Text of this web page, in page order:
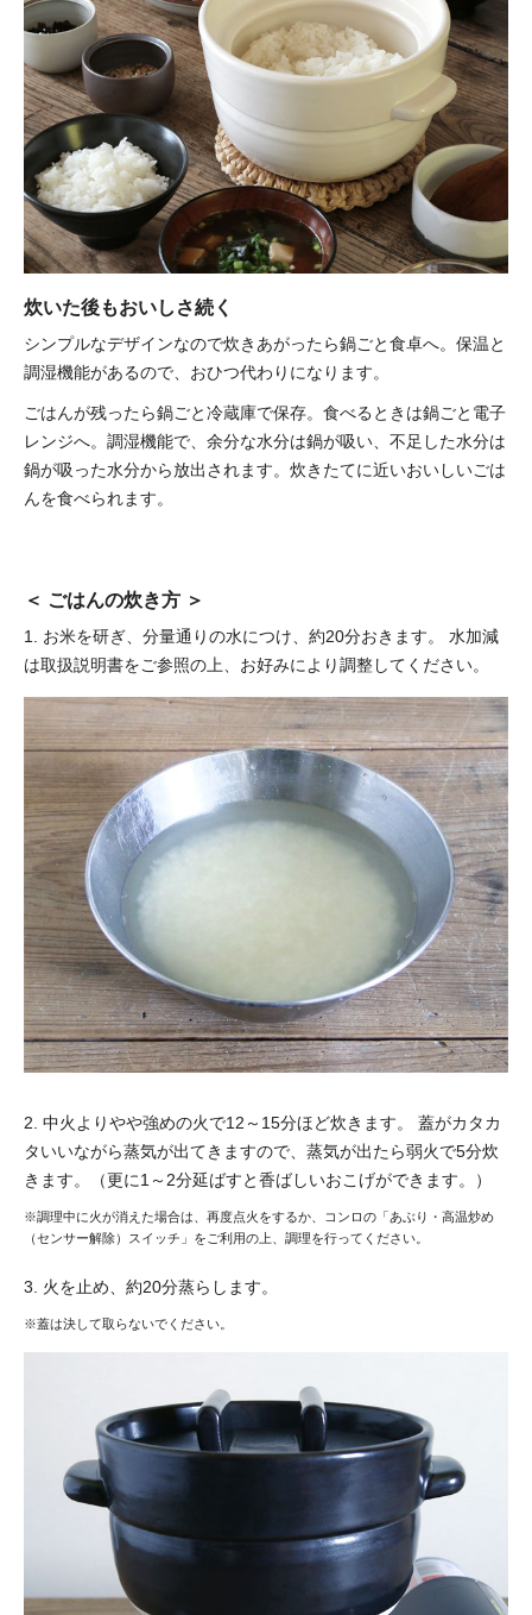
炊いた後もおいしさ続く
シンプルなデザインなので炊きあがったら鍋ごと食卓へ。 保温と
調湿機能があるので、おひつ代わりになります。
ごはんが残ったら鍋ごと冷蔵庫で保存。食べるときは鍋ごと電子
レンジへ。調湿機能で、余分な水分は鍋が吸い、不足した水分は
鍋が吸った水分から放出されます。炊きたてに近いおいしいごは
んを食べられます。
＜ ごはんの炊き方 ＞
1. お米を研ぎ、分量通りの水につけ、約20分おきます。
水加減
は取扱説明書をご参照の上、お好みにより調整してください。
2. 中火よりやや強めの火で12～15分ほど炊きます。
蓋がカタカ
タいいながら蒸気が出てきますので、蒸気が出たら弱火で5分炊
きます。（更に1～2分延ばすと香ばしいおこげができます。）
※調理中に火が消えた場合は、再度点火をするか、コンロの「あぶり・高温炒め
（センサー解除）スイッチ」をご利用の上、調理を行ってください。
3. 火を止め、約20分蒸らします。
※蓋は決して取らないでください。